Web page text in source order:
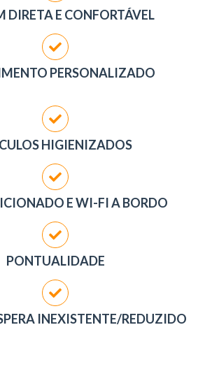
DIRETA E CONFORTÁVEL
PERSONALIZADO
HIGIENIZADOS
E WI-FI A BORDO
PONTUALIDADE
INEXISTENTE/REDUZIDO